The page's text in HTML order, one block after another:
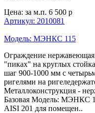
Цена: за м.п. 6 500 р
Артикул: 2010081
Модель: МЭНКС 115
Ограждение нержавеющая
"пиках" на круглых
шаг 900-1000 мм с
ригелями на
Металлоконструкция -
Базовая Модель: МЭНКС
AISI 201 для помещен..